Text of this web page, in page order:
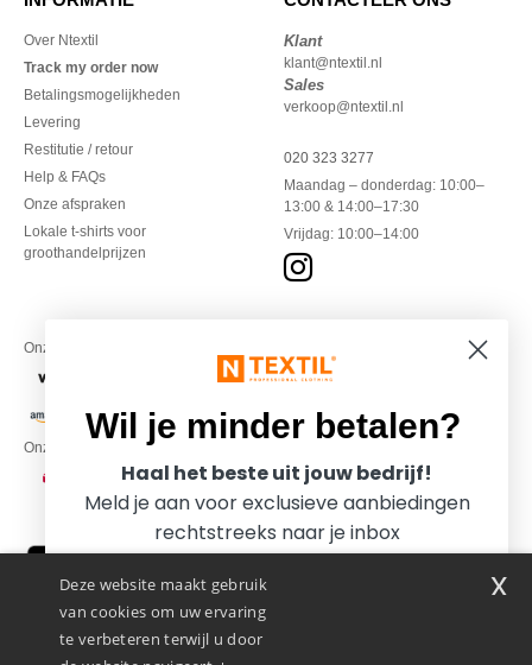
Over Ntextil
Track my order now
Betalingsmogelijkheden
Levering
Restitutie / retour
Help & FAQs
Onze afspraken
Lokale t-shirts voor
groothandelprijzen
Klant
klant@ntextil.nl
Sales
verkoop@ntextil.nl
020 323 3277
Maandag – donderdag: 10:00–
13:00 & 14:00–17:30
Vrijdag: 10:00–14:00
Onze financiële partners
Onze transporteurs
Deze website maakt gebruik
van cookies om uw ervaring
te verbeteren terwijl u door
x
Wil je minder betalen?
Haal het beste uit jouw bedrijf!
Meld je aan voor exclusieve aanbiedingen
rechtstreeks naar je inbox